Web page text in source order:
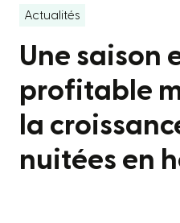
Actualités
Une saison
profitable
la
nuitées en